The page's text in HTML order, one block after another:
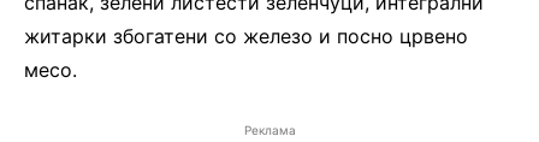
житарки збогатени со железо и посно црвено
месо.
Реклама